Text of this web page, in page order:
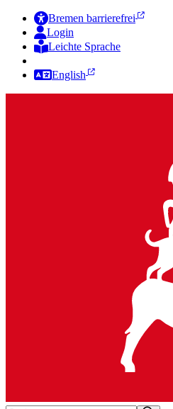
Bremen barrierefrei
Login
Leichte Sprache
English